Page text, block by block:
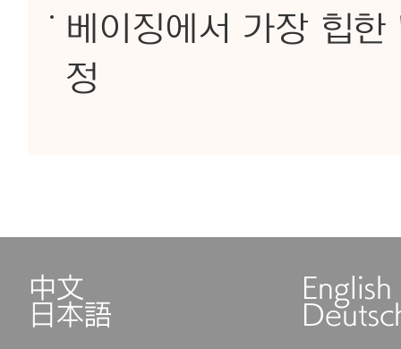
베이징에서 가장 힙
정
中文 English
日本語